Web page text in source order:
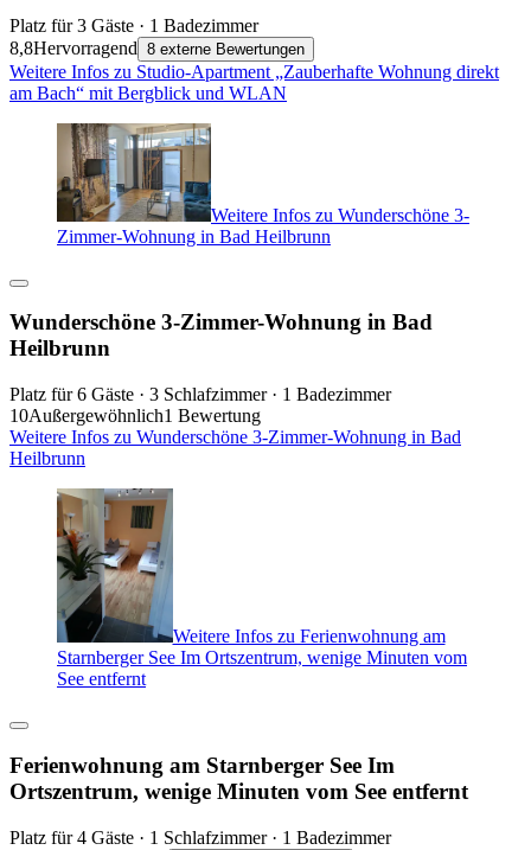
Platz für 3 Gäste · 1 Badezimmer
8,8Hervorragend 8 externe Bewertungen
Weitere Infos zu Studio-Apartment „Zauberhafte Wohnung direkt
am Bach“ mit Bergblick und WLAN
Weitere Infos zu Wunderschöne 3-
Zimmer-Wohnung in Bad Heilbrunn
Wunderschöne 3-Zimmer-Wohnung in Bad
Heilbrunn
Platz für 6 Gäste · 3 Schlafzimmer · 1 Badezimmer
10Außergewöhnlich1 Bewertung
Weitere Infos zu Wunderschöne 3-Zimmer-Wohnung in Bad
Heilbrunn
Weitere Infos zu Ferienwohnung am
Starnberger See Im Ortszentrum, wenige Minuten vom
See entfernt
Ferienwohnung am Starnberger See Im
Ortszentrum, wenige Minuten vom See entfernt
Platz für 4 Gäste · 1 Schlafzimmer · 1 Badezimmer